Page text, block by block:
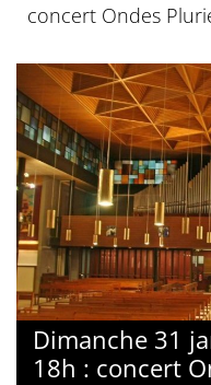
concert Ondes
Dimanche 31
18h : concert